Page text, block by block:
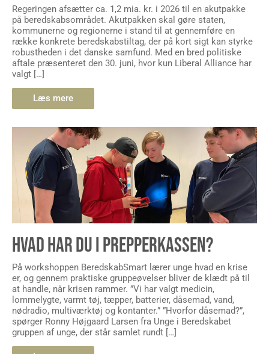
Regeringen afsætter ca. 1,2 mia. kr. i 2026 til en akutpakke
på beredskabsområdet. Akutpakken skal gøre staten,
kommunerne og regionerne i stand til at gennemføre en
række konkrete beredskabstiltag, der på kort sigt kan styrke
robustheden i det danske samfund. Med en bred politiske
aftale præsenteret den 30. juni, hvor kun Liberal Alliance har
valgt […]
Læs mere
HVAD HAR DU I PREPPERKASSEN?
På workshoppen BeredskabSmart lærer unge hvad en krise
er, og gennem praktiske gruppeøvelser bliver de klædt på til
at handle, når krisen rammer. ”Vi har valgt medicin,
lommelygte, varmt tøj, tæpper, batterier, dåsemad, vand,
nødradio, multiværktøj og kontanter.” ”Hvorfor dåsemad?”,
spørger Ronny Højgaard Larsen fra Unge i Beredskabet
gruppen af unge, der står samlet rundt […]